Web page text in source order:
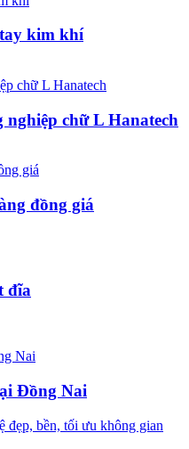
kim khí
chữ L Hanatech
đồng giá
đĩa
Đồng Nai